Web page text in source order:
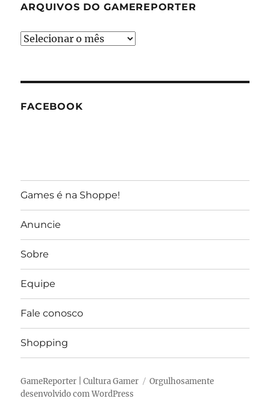
ARQUIVOS DO GAMEREPORTER
Arquivos
FACEBOOK
Games é na Shoppe!
Anuncie
Sobre
Equipe
Fale conosco
Shopping
GameReporter | Cultura Gamer
Orgulhosamente
desenvolvido com WordPress